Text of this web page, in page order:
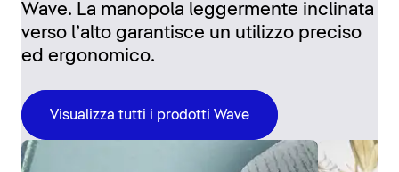
Wave. La manopola leggermente inclinata
verso l’alto garantisce un utilizzo preciso
ed ergonomico.
Visualizza tutti i prodotti Wave